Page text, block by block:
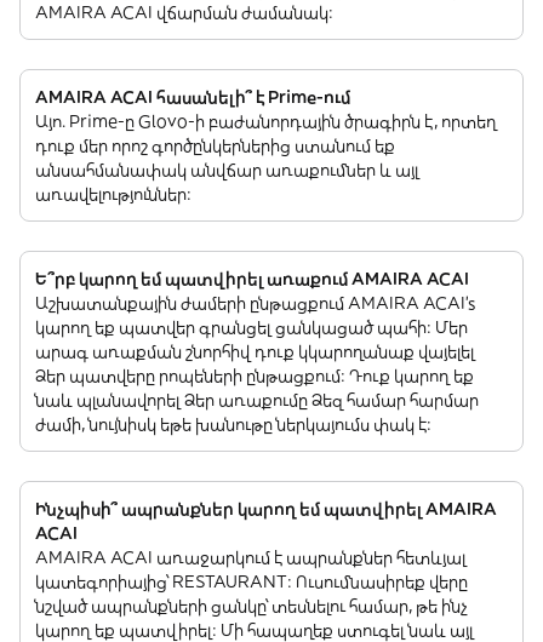
AMAIRA ACAI վճարման ժամանակ:
AMAIRA ACAI հասանելի՞ է Prime-ում
Այո. Prime-ը Glovo-ի բաժանորդային ծրագիրն է, որտեղ
դուք մեր որոշ գործընկերներից ստանում եք
անսահմանափակ անվճար առաքումներ և այլ
առավելություններ:
Ե՞րբ կարող եմ պատվիրել առաքում AMAIRA ACAI
Աշխատանքային ժամերի ընթացքում AMAIRA ACAI’s
կարող եք պատվեր գրանցել ցանկացած պահի: Մեր
արագ առաքման շնորհիվ դուք կկարողանաք վայելել
Ձեր պատվերը րոպեների ընթացքում: Դուք կարող եք
նաև պլանավորել Ձեր առաքումը Ձեզ համար հարմար
ժամի, նույնիսկ եթե խանութը ներկայումս փակ է:
Ինչպիսի՞ ապրանքներ կարող եմ պատվիրել AMAIRA
ACAI
AMAIRA ACAI առաջարկում է ապրանքներ հետևյալ
կատեգորիայից՝ RESTAURANT: Ուսումնասիրեք վերը
նշված ապրանքների ցանկը՝ տեսնելու համար, թե ինչ
կարող եք պատվիրել: Մի հապաղեք ստուգել նաև այլ